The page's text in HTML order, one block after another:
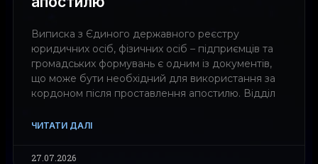
Виписка з Єдиного державного реєстру
юридичних осіб, фізичних осіб – підприємців та
громадських формувань є одним із документів,
що може бути необхідний для використання за
кордоном після проставлення апостилю. Відділ
ЧИТАТИ ДАЛІ
27.07.2026